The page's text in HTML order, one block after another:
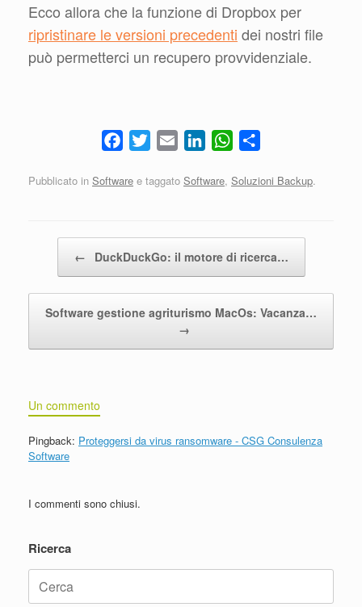
Ecco allora che la funzione di Dropbox per
ripristinare le versioni precedenti dei nostri file
può permetterci un recupero provvidenziale.
c
o
i
r
a
n
I
W
a
p
a
Pubblicato in Software e taggato Software, Soluzioni Backup.
← DuckDuckGo: il motore di ricerca…
Software gestione agriturismo MacOs: Vacanza…
→
Un commento
Pingback: Proteggersi da virus ransomware - CSG Consulenza
Software
I commenti sono chiusi.
Ricerca
Ricerca
per: